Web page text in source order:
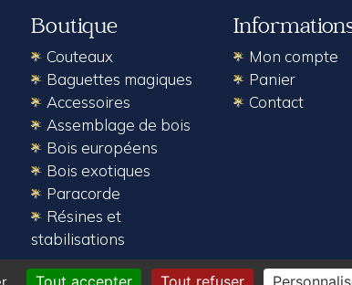
Boutique
Couteaux
Baguettes magiques
Accessoires
Assemblage de bois
Bois européens
Bois exotiques
Paracorde
Résines et
stabilisations
Mon compte
Panier
Contact
Tout accepter Tout refuser